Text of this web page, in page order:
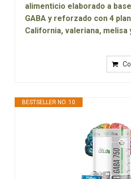
alimenticio elaborado a
GABA y reforzado con 4
California, valeriana, melisa
BESTSELLER NO. 10